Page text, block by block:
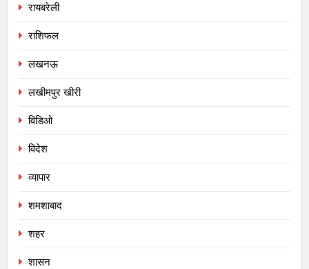
रायबरेली
राशिफल
लखनऊ
लखीमपुर खीरी
विडिओ
विदेश
व्यापार
शमशाबाद
शहर
शासन